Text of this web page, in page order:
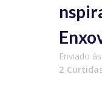
Enviado
2